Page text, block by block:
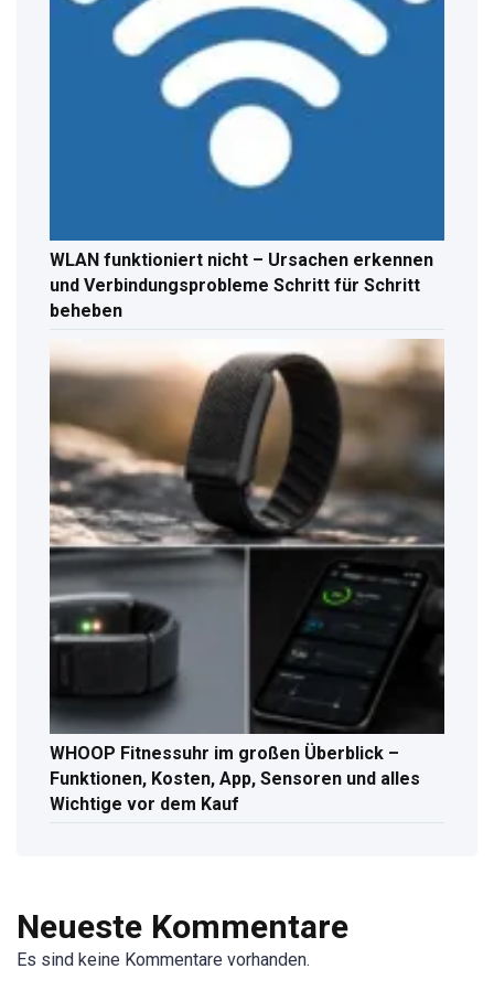
WLAN funktioniert nicht – Ursachen erkennen
und Verbindungsprobleme Schritt für Schritt
beheben
WHOOP Fitnessuhr im großen Überblick –
Funktionen, Kosten, App, Sensoren und alles
Wichtige vor dem Kauf
Neueste Kommentare
Es sind keine Kommentare vorhanden.